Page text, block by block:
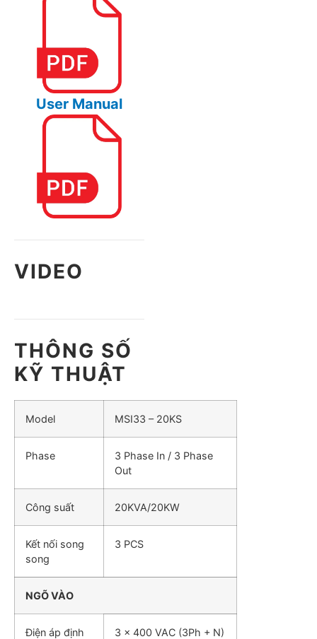
User Manual
VIDEO
THÔNG SỐ
KỸ THUẬT
Model MSI33 – 20KS
Phase
3 Phase In / 3 Phase
Out
Công suất 20KVA/20KW
Kết nối song
song
3 PCS
NGÕ VÀO
Điện áp định
3 x 400 VAC (3Ph + N)